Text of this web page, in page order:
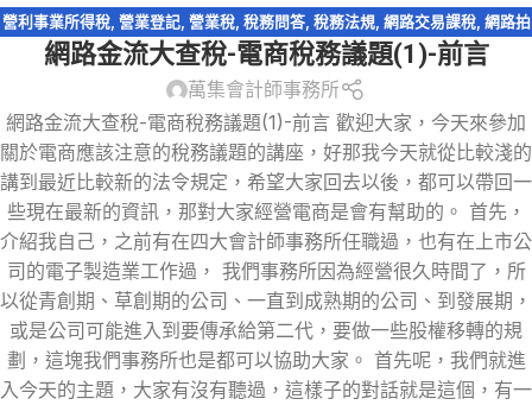
營利事業所得稅, 營業登記, 營業稅, 稅務問答, 稅務法規, 網路交易課稅, 網路拍
賣,網路購物,跨境電商,電子商務
網路金流大查稅-電商稅務議題(1)-前言
萬集會計師事務所
網路金流大查稅-電商稅務議題(1)-前言 歡迎大家，今天來參加
關於電商應該注意的稅務議題的講座，好那我今天就從比較淺的
講到最近比較新的法令規定，希望大家回去以後，都可以帶回一
些現在最新的資訊，那對大家經營電商是會有幫助的。 首先，
介紹我自己，之前有在四大會計師事務所任職過，也有在上市公
司的電子製造業工作過， 我們事務所因為經營很久時間了，所
以從青創期、草創期的公司、一直到成熟期的公司、到發展期，
或是公司可能進入到要傳承給第二代，要做一些股權移轉的規
劃，這塊我們事務所也是都可以協助大家。 首先呢，我們就進
入今天的主題，大家有沒有聽過，這樣子的對話就是這個，有一